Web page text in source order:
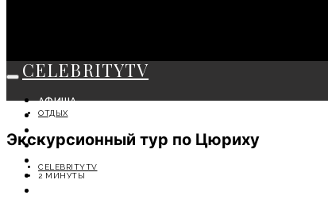
CELEBRITYTV
АФИША
СОБЫТИЯ
МОДА
ЛИЧНОСТЬ
ОТДЫХ
ОТДЫХ
Экскурсионный тур по Цюриху
CELEBRITYTV
2 МИНУТЫ